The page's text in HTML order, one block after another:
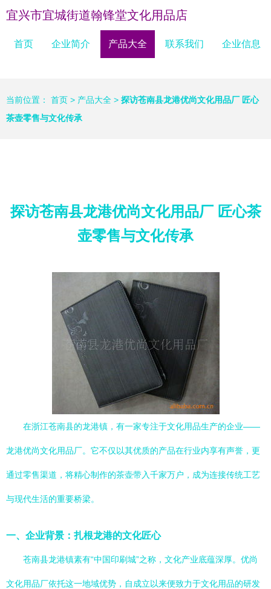
宜兴市宜城街道翰锋堂文化用品店
首页 企业简介 产品大全 联系我们 企业信息
当前位置： 首页 > 产品大全 > 探访苍南县龙港优尚文化用品厂 匠心
茶壶零售与文化传承
探访苍南县龙港优尚文化用品厂 匠心茶
壶零售与文化传承
在浙江苍南县的龙港镇，有一家专注于文化用品生产的企业——
龙港优尚文化用品厂。它不仅以其优质的产品在行业内享有声誉，更
通过零售渠道，将精心制作的茶壶带入千家万户，成为连接传统工艺
与现代生活的重要桥梁。
一、企业背景：扎根龙港的文化匠心
苍南县龙港镇素有“中国印刷城”之称，文化产业底蕴深厚。优尚
文化用品厂依托这一地域优势，自成立以来便致力于文化用品的研发